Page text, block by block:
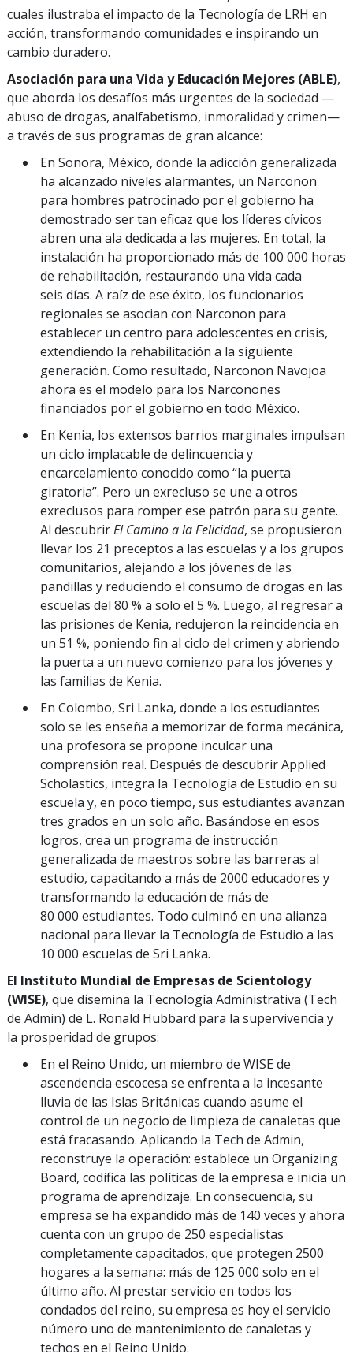
cuales ilustraba el impacto de la Tecnología de LRH en
acción, transformando comunidades e inspirando un
cambio duradero.
Asociación para una Vida y Educación Mejores (ABLE),
que aborda los desafíos más urgentes de la sociedad —
abuso de drogas, analfabetismo, inmoralidad y crimen—
a través de sus programas de gran alcance:
En Sonora, México, donde la adicción generalizada
ha alcanzado niveles alarmantes, un Narconon
para hombres patrocinado por el gobierno ha
demostrado ser tan eficaz que los líderes cívicos
abren una ala dedicada a las mujeres. En total, la
instalación ha proporcionado más de 100 000 horas
de rehabilitación, restaurando una vida cada
seis días. A raíz de ese éxito, los funcionarios
regionales se asocian con Narconon para
establecer un centro para adolescentes en crisis,
extendiendo la rehabilitación a la siguiente
generación. Como resultado, Narconon Navojoa
ahora es el modelo para los Narconones
financiados por el gobierno en todo México.
En Kenia, los extensos barrios marginales impulsan
un ciclo implacable de delincuencia y
encarcelamiento conocido como “la puerta
giratoria”. Pero un exrecluso se une a otros
exreclusos para romper ese patrón para su gente.
Al descubrirEl Camino a la Felicidad, se propusieron
llevar los 21 preceptos a las escuelas y a los grupos
comunitarios, alejando a los jóvenes de las
pandillas y reduciendo el consumo de drogas en las
escuelas del 80 % a solo el 5 %. Luego, al regresar a
las prisiones de Kenia, redujeron la reincidencia en
un 51 %, poniendo fin al ciclo del crimen y abriendo
la puerta a un nuevo comienzo para los jóvenes y
las familias de Kenia.
En Colombo, Sri Lanka, donde a los estudiantes
solo se les enseña a memorizar de forma mecánica,
una profesora se propone inculcar una
comprensión real. Después de descubrir Applied
Scholastics, integra la Tecnología de Estudio en su
escuela y, en poco tiempo, sus estudiantes avanzan
tres grados en un solo año. Basándose en esos
logros, crea un programa de instrucción
generalizada de maestros sobre las barreras al
estudio, capacitando a más de 2000 educadores y
transformando la educación de más de
80 000 estudiantes. Todo culminó en una alianza
nacional para llevar la Tecnología de Estudio a las
10 000 escuelas de Sri Lanka.
El Instituto Mundial de Empresas de Scientology
(WISE), que disemina la Tecnología Administrativa (Tech
de Admin) de L. Ronald Hubbard para la supervivencia y
la prosperidad de grupos:
En el Reino Unido, un miembro de WISE de
ascendencia escocesa se enfrenta a la incesante
lluvia de las Islas Británicas cuando asume el
control de un negocio de limpieza de canaletas que
está fracasando. Aplicando la Tech de Admin,
reconstruye la operación: establece un Organizing
Board, codifica las políticas de la empresa e inicia un
programa de aprendizaje. En consecuencia, su
empresa se ha expandido más de 140 veces y ahora
cuenta con un grupo de 250 especialistas
completamente capacitados, que protegen 2500
hogares a la semana: más de 125 000 solo en el
último año. Al prestar servicio en todos los
condados del reino, su empresa es hoy el servicio
número uno de mantenimiento de canaletas y
techos en el Reino Unido.